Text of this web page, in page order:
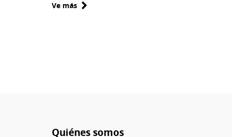
Ve más sobre
Quiénes somos